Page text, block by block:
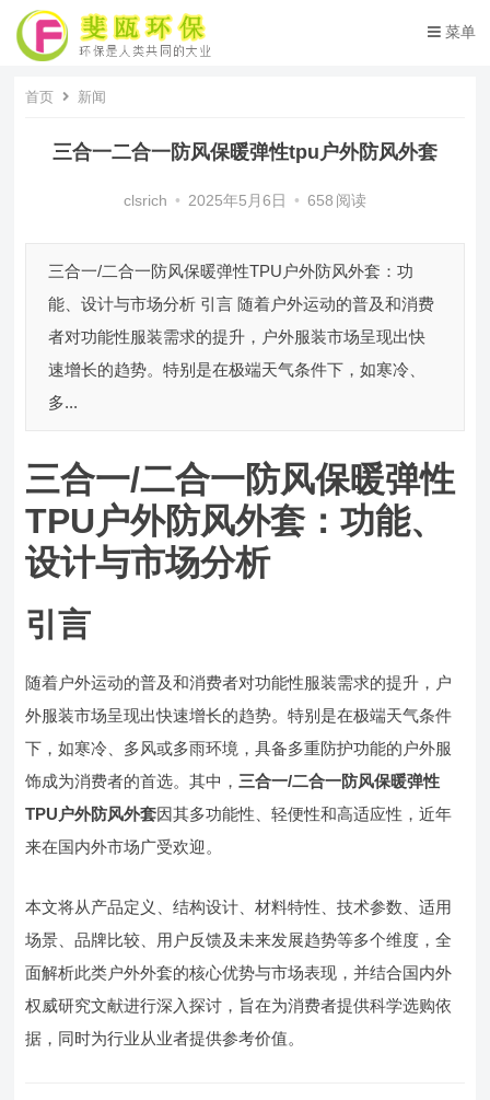
菜单
首页 新闻
三合一二合一防风保暖弹性tpu户外防风外套
clsrich • 2025年5月6日 • 658 阅读
三合一/二合一防风保暖弹性TPU户外防风外套：功
能、设计与市场分析 引言 随着户外运动的普及和消费
者对功能性服装需求的提升，户外服装市场呈现出快
速增长的趋势。特别是在极端天气条件下，如寒冷、
多...
三合一/二合一防风保暖弹性
TPU户外防风外套：功能、
设计与市场分析
引言
随着户外运动的普及和消费者对功能性服装需求的提升，户
外服装市场呈现出快速增长的趋势。特别是在极端天气条件
下，如寒冷、多风或多雨环境，具备多重防护功能的户外服
饰成为消费者的首选。其中， 三合一/二合一防风保暖弹性
TPU户外防风外套因其多功能性、轻便性和高适应性，近年
来在国内外市场广受欢迎。
本文将从产品定义、结构设计、材料特性、技术参数、适用
场景、品牌比较、用户反馈及未来发展趋势等多个维度，全
面解析此类户外外套的核心优势与市场表现，并结合国内外
权威研究文献进行深入探讨，旨在为消费者提供科学选购依
据，同时为行业从业者提供参考价值。